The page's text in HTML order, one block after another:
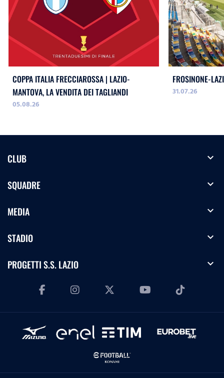
COPPA ITALIA FRECCIAROSSA | LAZIO-
MANTOVA, LA VENDITA DEI TAGLIANDI
05.08.26
FROSINONE-
31.07.26
CLUB expand_more
SQUADRE expand_more
MEDIA expand_more
STADIO expand_more
PROGETTI S.S. LAZIO expand_more